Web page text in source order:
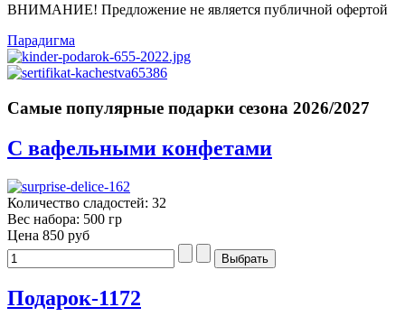
ВНИМАНИЕ! Предложение не является публичной офертой
Парадигма
Самые популярные подарки сезона 2026/2027
С вафельными конфетами
Количество сладостей: 32
Вес набора: 500 гр
Цена 850 руб
Подарок-1172